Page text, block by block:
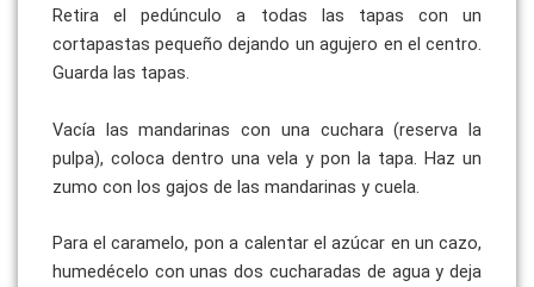
Retira el pedúnculo a todas las tapas conun
cortapastas pequeño dejando un agujero en el centro.
Guarda las tapas.
Vacía las mandarinas con una cuchara (reserva la
pulpa), coloca dentro una vela y pon la tapa. Haz un
zumo con los gajos de las mandarinas y cuela.
Para el caramelo, pon a calentar el azúcar en un cazo,
humedécelo con unasdos cucharadas de agua y deja